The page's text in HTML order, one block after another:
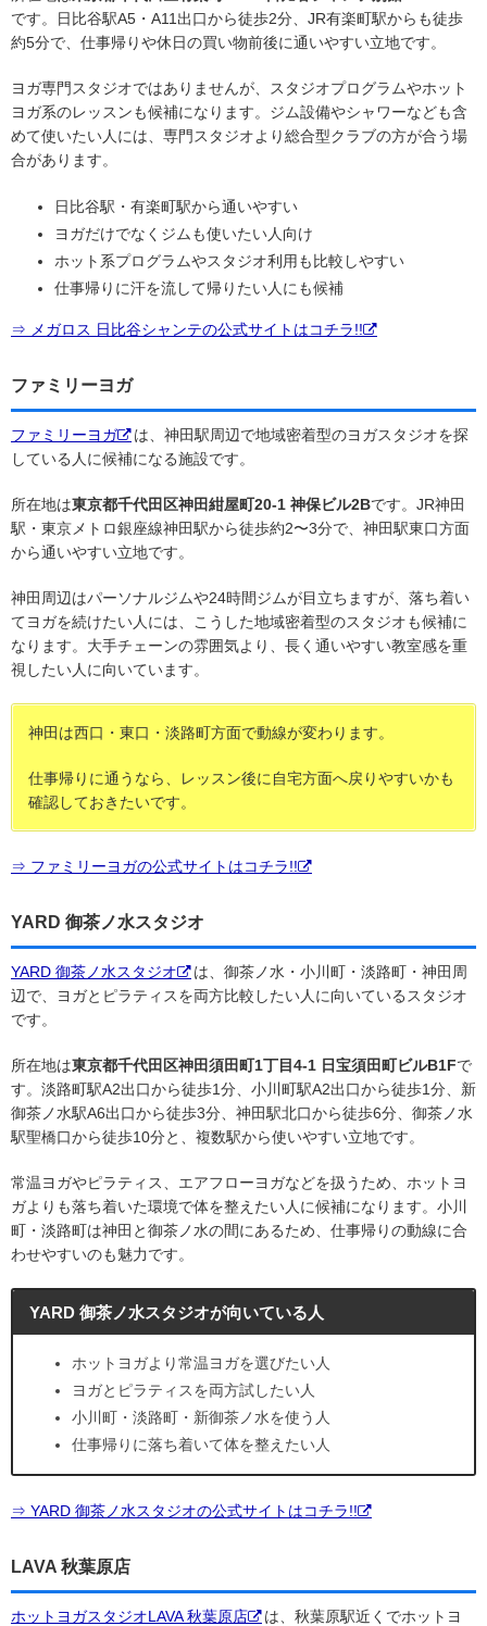
です。日比谷駅A5・A11出口から徒歩2分、JR有楽町駅からも徒歩
約5分で、仕事帰りや休日の買い物前後に通いやすい立地です。
ヨガ専門スタジオではありませんが、スタジオプログラムやホット
ヨガ系のレッスンも候補になります。ジム設備やシャワーなども含
めて使いたい人には、専門スタジオより総合型クラブの方が合う場
合があります。
日比谷駅・有楽町駅から通いやすい
ヨガだけでなくジムも使いたい人向け
ホット系プログラムやスタジオ利用も比較しやすい
仕事帰りに汗を流して帰りたい人にも候補
⇒ メガロス 日比谷シャンテの公式サイトはコチラ!!
ファミリーヨガ
ファミリーヨガ
は、神田駅周辺で地域密着型のヨガスタジオを探
している人に候補になる施設です。
所在地は東京都千代田区神田紺屋町20-1 神保ビル2Bです。JR神田
駅・東京メトロ銀座線神田駅から徒歩約2〜3分で、神田駅東口方面
から通いやすい立地です。
神田周辺はパーソナルジムや24時間ジムが目立ちますが、落ち着い
てヨガを続けたい人には、こうした地域密着型のスタジオも候補に
なります。大手チェーンの雰囲気より、長く通いやすい教室感を重
視したい人に向いています。
神田は西口・東口・淡路町方面で動線が変わります。
仕事帰りに通うなら、レッスン後に自宅方面へ戻りやすいかも
確認しておきたいです。
⇒ ファミリーヨガの公式サイトはコチラ!!
YARD 御茶ノ水スタジオ
YARD 御茶ノ水スタジオ
は、御茶ノ水・小川町・淡路町・神田周
辺で、ヨガとピラティスを両方比較したい人に向いているスタジオ
です。
所在地は東京都千代田区神田須田町1丁目4-1 日宝須田町ビルB1Fで
す。淡路町駅A2出口から徒歩1分、小川町駅A2出口から徒歩1分、新
御茶ノ水駅A6出口から徒歩3分、神田駅北口から徒歩6分、御茶ノ水
駅聖橋口から徒歩10分と、複数駅から使いやすい立地です。
常温ヨガやピラティス、エアフローヨガなどを扱うため、ホットヨ
ガよりも落ち着いた環境で体を整えたい人に候補になります。小川
町・淡路町は神田と御茶ノ水の間にあるため、仕事帰りの動線に合
わせやすいのも魅力です。
YARD 御茶ノ水スタジオが向いている人
ホットヨガより常温ヨガを選びたい人
ヨガとピラティスを両方試したい人
小川町・淡路町・新御茶ノ水を使う人
仕事帰りに落ち着いて体を整えたい人
⇒ YARD 御茶ノ水スタジオの公式サイトはコチラ!!
LAVA 秋葉原店
ホットヨガスタジオLAVA 秋葉原店
は、秋葉原駅近くでホットヨ